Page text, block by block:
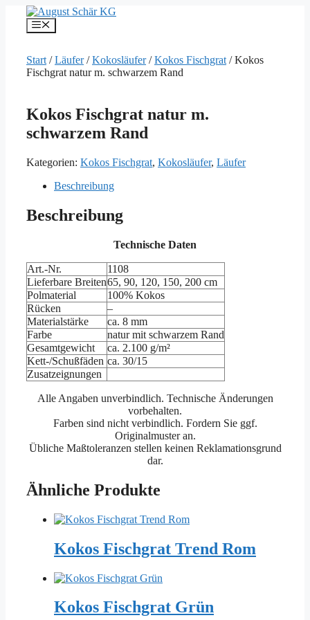
Inhalt
springen
Menü
Start /Läufer/Kokosläufer/Kokos Fischgrat / Kokos
Fischgrat natur m. schwarzem Rand
Kokos Fischgrat natur m.
schwarzem Rand
Kategorien: Kokos Fischgrat, Kokosläufer, Läufer
Beschreibung
Beschreibung
Technische Daten
Art.-Nr.
1108
Lieferbare Breiten65, 90, 120, 150, 200 cm
Polmaterial
100% Kokos
Rücken
–
Materialstärke
ca. 8 mm
Farbe
natur mit schwarzem Rand
Gesamtgewicht
ca. 2.100 g/m²
Kett-/Schußfäden ca. 30/15
Zusatzeignungen
Alle Angaben unverbindlich. Technische Änderungen
vorbehalten.
Farben sind nicht verbindlich. Fordern Sie ggf.
Originalmuster an.
Übliche Maßtoleranzen stellen keinen Reklamationsgrund
dar.
Ähnliche Produkte
Kokos Fischgrat Trend Rom
Kokos Fischgrat Grün